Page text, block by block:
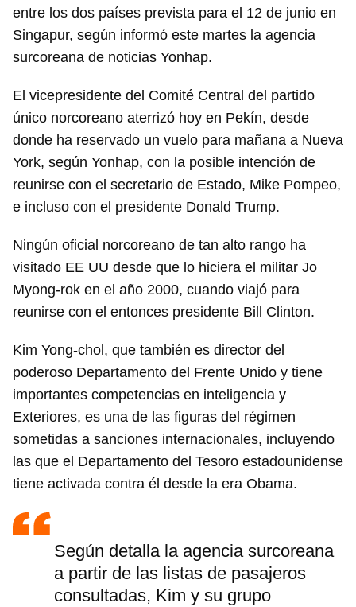
entre los dos países prevista para el 12 de junio en
Singapur, según informó este martes la agencia
surcoreana de noticias Yonhap.
El vicepresidente del Comité Central del partido
único norcoreano aterrizó hoy en Pekín, desde
donde ha reservado un vuelo para mañana a Nueva
York, según Yonhap, con la posible intención de
reunirse con el secretario de Estado, Mike Pompeo,
e incluso con el presidente Donald Trump.
Ningún oficial norcoreano de tan alto rango ha
visitado EE UU desde que lo hiciera el militar Jo
Myong-rok en el año 2000, cuando viajó para
reunirse con el entonces presidente Bill Clinton.
Kim Yong-chol, que también es director del
poderoso Departamento del Frente Unido y tiene
importantes competencias en inteligencia y
Exteriores, es una de las figuras del régimen
sometidas a sanciones internacionales, incluyendo
las que el Departamento del Tesoro estadounidense
tiene activada contra él desde la era Obama.
Según detalla la agencia surcoreana
a partir de las listas de pasajeros
consultadas, Kim y su grupo